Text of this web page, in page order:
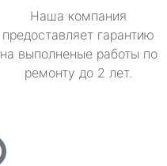
Наша компания
предоставляет гарантию
на выполненые работы по
ремонту до 2 лет.